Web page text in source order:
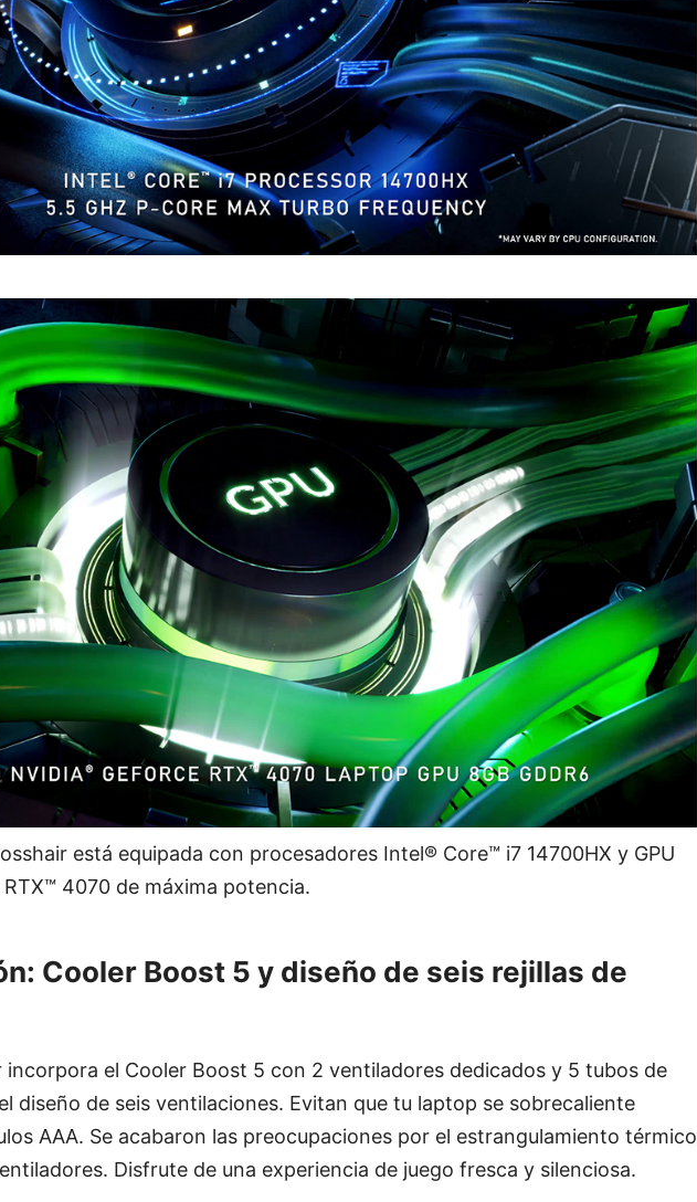
está equipada con procesadores Intel® Core™ i7 14700HX y GPU
RTX™ 4070 de máxima potencia.
Cooler Boost 5 y diseño de seis rejillas de
incorpora el Cooler Boost 5 con 2 ventiladores dedicados y 5 tubos de
diseño de seis ventilaciones. Evitan que tu laptop se sobrecaliente
AAA. Se acabaron las preocupaciones por el estrangulamiento térmico
Disfrute de una experiencia de juego fresca y silenciosa.